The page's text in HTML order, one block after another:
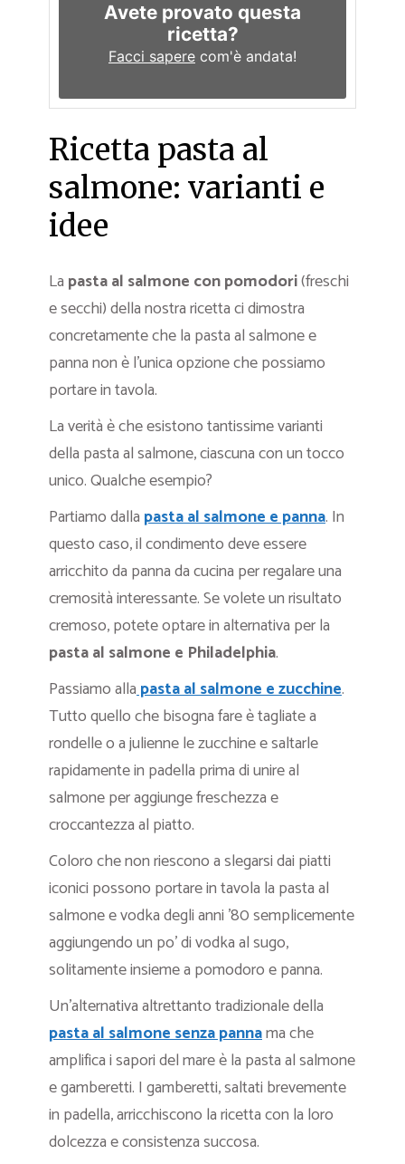
Avete provato questa
ricetta?
Facci sapere com'è andata!
Ricetta pasta al
salmone: varianti e
idee
La pasta al salmone con pomodori(freschi
e secchi) della nostra ricetta ci dimostra
concretamente che la pasta al salmone e
panna non è l’unica opzione che possiamo
portare in tavola.
La verità è che esistono tantissime varianti
della pasta al salmone, ciascuna con un tocco
unico. Qualche esempio?
Partiamo dalla pasta al salmone e panna. In
questo caso, il condimento deve essere
arricchito da panna da cucina per regalare una
cremosità interessante. Se volete un risultato
cremoso, potete optare in alternativa per la
pasta al salmone e Philadelphia.
Passiamo allapasta al salmone e zucchine.
Tutto quello che bisogna fare è tagliate a
rondelle o a julienne le zucchine e saltarle
rapidamente in padella prima di unire al
salmone per aggiunge freschezza e
croccantezza al piatto.
Coloro che non riescono a slegarsi dai piatti
iconici possono portare in tavola la pasta al
salmone e vodka degli anni ’80 semplicemente
aggiungendo un po’ di vodka al sugo,
solitamente insieme a pomodoro e panna.
Un’alternativa altrettanto tradizionale della
pasta al salmone senza pannama che
amplifica i sapori del mare è la pasta al salmone
e gamberetti. I gamberetti, saltati brevemente
in padella, arricchiscono la ricetta con la loro
dolcezza e consistenza succosa.